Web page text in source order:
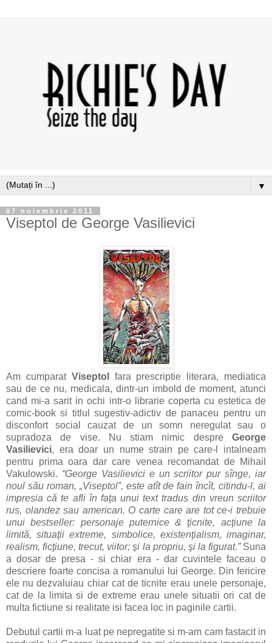
▼
07 noiembrie 2011
Viseptol de George Vasilievici
Am cumparat Viseptol
fara prescriptie literara, mediatica
sau de ce nu, medicala, dintr-un imbold de moment, atunci
cand mi-a sarit in ochi intr-o librarie coperta cu estetica de
comic-book si titlul sugestiv-adictiv de panaceu pentru un
disconfort social cauzat de un somn neregulat sau o
supradoza de vise. Nu stiam nimic despre George
Vasilievici, era doar un nume strain pe care-l intalneam
pentru prima oara dar care venea recomandat de Mihail
Vakulowski. “George Vasilievici e un scriitor pur sînge, iar
noul său roman, „Viseptol”, este atît de fain încît, citindu-l, ai
impresia că te afli în faţa unui text tradus din vreun scriitor
rus, olandez sau american. O carte care are tot ce-i trebuie
unui bestseller: personaje puternice & ţicnite, acţiune la
limită, situaţii extreme, simbolice, existenţialism, imaginar,
realism, ficţiune, trecut, viitor; şi la propriu, şi la figurat.”Suna
a dosar de presa - si chiar era - dar cuvintele faceau o
descriere foarte concisa a romanului lui George. Din fericire
ele nu dezvaluiau chiar cat de ticnite erau unele personaje,
cat de la limita si de extreme erau unele situatii ori cat de
multa fictiune si realitate isi facea loc in paginile cartii.
Debutul cartii m-a luat pe nepregatite si m-am cam fastacit in